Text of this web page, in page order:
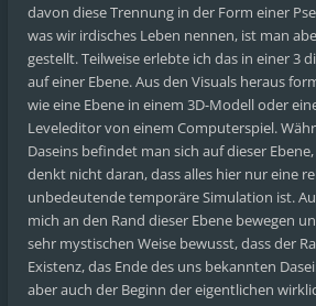
davon diese Trennung in der Form einer
was wir irdisches Leben nennen, ist man
gestellt. Teilweise erlebte ich das in einer 3
auf einer Ebene. Aus den Visuals heraus
wie eine Ebene in einem 3D-Modell oder
Leveleditor von einem Computerspiel.
Daseins befindet man sich auf dieser
denkt nicht daran, dass alles hier nur eine
unbedeutende temporäre Simulation ist.
mich an den Rand dieser Ebene bewegen
sehr mystischen Weise bewusst, dass der
Existenz, das Ende des uns bekannten
aber auch der Beginn der eigentlichen